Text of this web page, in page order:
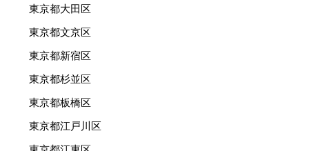
東京都大田区
東京都文京区
東京都新宿区
東京都杉並区
東京都板橋区
東京都江戸川区